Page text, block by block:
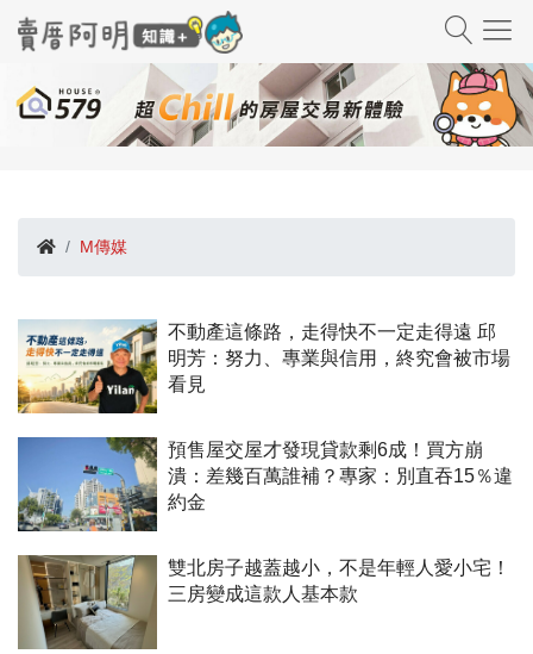
M傳媒
不動產這條路，走得快不一定走得遠 邱
明芳：努力、專業與信用，終究會被市場
看見
預售屋交屋才發現貸款剩6成！買方崩
潰：差幾百萬誰補？專家：別直吞15％違
約金
雙北房子越蓋越小，不是年輕人愛小宅！
三房變成這款人基本款